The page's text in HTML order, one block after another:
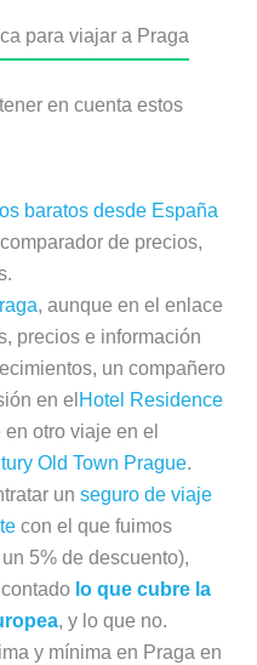
para viajar a Praga
en cuenta estos
baratos desde España
de precios,
, aunque en el enlace
precios e información
un compañero
en el Hotel Residence
otro viaje en el
Old Town Prague.
un seguro de viaje
con el que fuimos
5% de descuento),
lo que cubre la
, y lo que no.
y mínima en Praga en